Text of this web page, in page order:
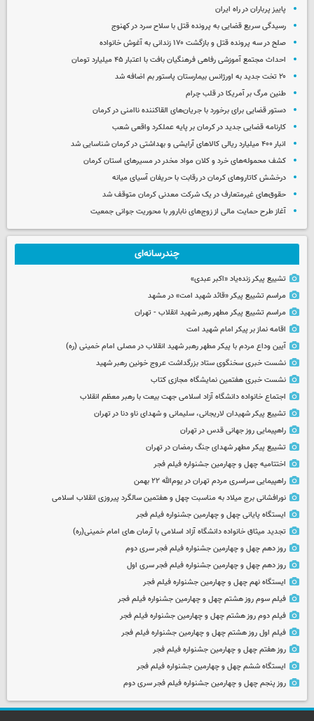
پاییز پرباران در راه ایران
رسیدگی سریع قضایی به پرونده قتل با سلاح سرد در کهنوج
صلح در سه پرونده قتل و بازگشت ۱۷۰ زندانی به آغوش خانواده
احداث مجتمع آموزشی رفاهی فرهنگیان بافت با اعتبار ۴۵ میلیارد تومان
۲۰ تخت جدید به اورژانس بیمارستان پاستور بم اضافه شد
طنین مرگ بر آمریکا در قلب چرام
دستور قضایی برای برخورد با جریان‌های القاکننده ناامنی در کرمان
کارنامه قضایی جدید در کرمان بر پایه عملکرد واقعی شعب
انبار ۴۰۰ میلیارد ریالی کالاهای آرایشی و بهداشتی در کرمان شناسایی شد
کشف محموله‌های خرد و کلان مواد مخدر در مسیرهای استان کرمان
درخشش کاتاروهای کرمان در رقابت با حریفان آسیای میانه
حقوق‌های غیرمتعارف در یک شرکت معدنی کرمان متوقف شد
آغاز طرح حمایت مالی از زوج‌های نابارور با محوریت جوانی جمعیت
چندرسانه‌ای
تشییع پیکر زنده‌یاد «اکبر عبدی»
مراسم تشییع پیکر «قائد شهید امت» در مشهد
مراسم تشییع پیکر مطهر رهبر شهید انقلاب - تهران
اقامه نماز بر پیکر امام شهید امت
آیین وداع مردم با پیکر مطهر رهبر شهید انقلاب در مصلی امام خمینی (ره)
نشست خبری سخنگوی ستاد بزرگداشت عروج خونین رهبر شهید
نشست خبری هفتمین نمایشگاه مجازی کتاب
اجتماع خانواده دانشگاه آزاد اسلامی جهت بیعت با رهبر معظم انقلاب
تشییع پیکر شهیدان لاریجانی، سلیمانی و شهدای ناو دنا در تهران
راهپیمایی روز جهانی قدس در تهران
تشییع پیکر مطهر شهدای جنگ رمضان در تهران
اختتامیه چهل و چهارمین جشنواره فیلم فجر
راهپیمایی سراسری مردم تهران در یوم‌الله ۲۲ بهمن
نورافشانی برج میلاد به مناسبت چهل‌ و هفتمین سالگرد پیروزی انقلاب اسلامی
ایستگاه پایانی چهل و چهارمین جشنواره فیلم فجر
تجدید میثاق خانواده دانشگاه آزاد اسلامی با آرمان های امام خمینی(ره)
روز دهم چهل و چهارمین جشنواره فیلم فجر سری دوم
روز دهم چهل و چهارمین جشنواره فیلم فجر سری اول
ایستگاه نهم چهل و چهارمین جشنواره فیلم فجر
فیلم سوم روز هشتم چهل و چهارمین جشنواره فیلم فجر
فیلم دوم روز هشتم چهل و چهارمین جشنواره فیلم فجر
فیلم اول روز هشتم چهل و چهارمین جشنواره فیلم فجر
روز هفتم چهل و چهارمین جشنواره فیلم فجر
ایستگاه ششم چهل و چهارمین جشنواره فیلم فجر
روز پنجم چهل و چهارمین جشنواره فیلم فجر سری دوم